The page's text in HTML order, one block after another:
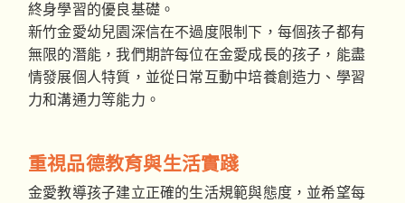
終身學習的優良基礎。
新竹金愛幼兒園深信在不過度限制下，每個孩子都有
無限的潛能，我們期許每位在金愛成長的孩子，能盡
情發展個人特質，並從日常互動中培養創造力、學習
力和溝通力等能力。
重視品德教育與生活實踐
金愛教導孩子建立正確的生活規範與態度，並希望每